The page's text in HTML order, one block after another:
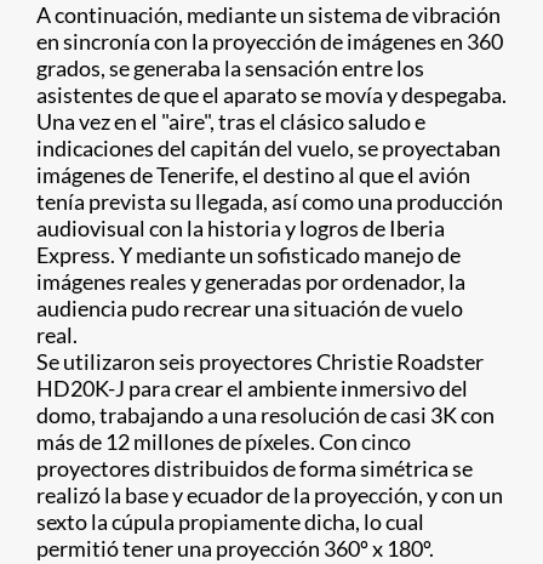
A continuación, mediante un sistema de vibración
en sincronía con la proyección de imágenes en 360
grados, se generaba la sensación entre los
asistentes de que el aparato se movía y despegaba.
Una vez en el "aire", tras el clásico saludo e
indicaciones del capitán del vuelo, se proyectaban
imágenes de Tenerife, el destino al que el avión
tenía prevista su llegada, así como una producción
audiovisual con la historia y logros de Iberia
Express. Y mediante un sofisticado manejo de
imágenes reales y generadas por ordenador, la
audiencia pudo recrear una situación de vuelo
real.
Se utilizaron seis proyectores Christie Roadster
HD20K-J para crear el ambiente inmersivo del
domo, trabajando a una resolución de casi 3K con
más de 12 millones de píxeles. Con cinco
proyectores distribuidos de forma simétrica se
realizó la base y ecuador de la proyección, y con un
sexto la cúpula propiamente dicha, lo cual
permitió tener una proyección 360º x 180º.